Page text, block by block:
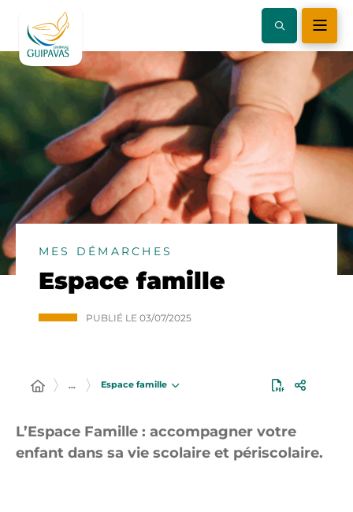
MES DÉMARCHES
Espace famille
PUBLIÉ LE 03/07/2025
… Espace famille
L’Espace Famille : accompagner votre
enfant dans sa vie scolaire et périscolaire.